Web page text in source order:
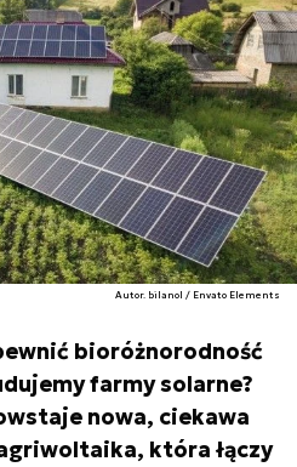
Autor. bilanol / Envato Elements
bioróżnorodność
farmy solarne?
nowa, ciekawa
która łączy